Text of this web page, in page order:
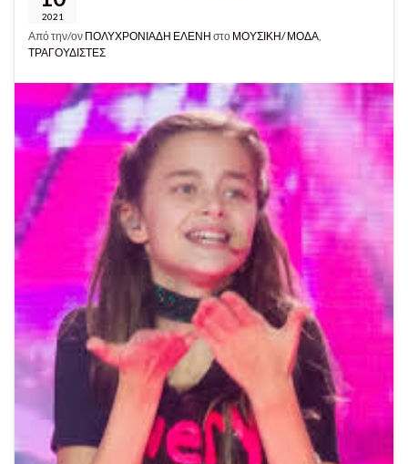
2021
Από την/ον ΠΟΛΥΧΡΟΝΙΑΔΗ ΕΛΕΝΗ στο ΜΟΥΣΙΚΗ/ ΜΟΔΑ
ΤΡΑΓΟΥΔΙΣΤΕΣ